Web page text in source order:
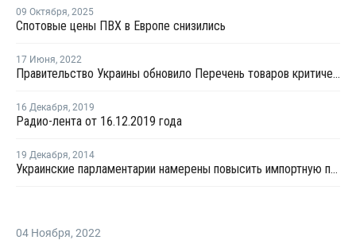
09 Октября, 2025
Спотовые цены ПВХ в Европе снизились
17 Июня, 2022
Правительство Украины обновило Перечень товаров критического импорта
16 Декабря, 2019
Радио-лента от 16.12.2019 года
19 Декабря, 2014
Украинские парламентарии намерены повысить импортную пошлину на ПВХ-С
04 Ноября, 2022